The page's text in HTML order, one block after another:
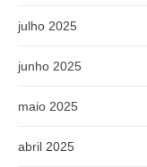
julho 2025
junho 2025
maio 2025
abril 2025